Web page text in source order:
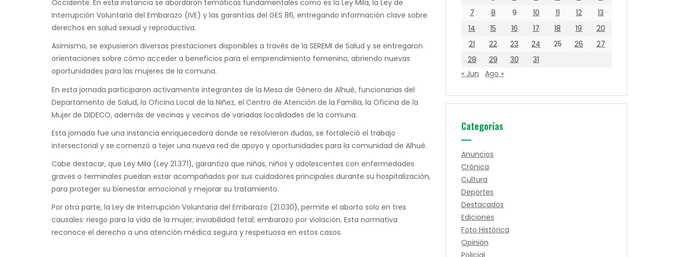
Occidente. En esta instancia se abordaron temáticas fundamentales como es la Ley Mila, la Ley de
Interrupción Voluntaria del Embarazo (IVE) y las garantías del GES 86, entregando información clave sobre
derechos en salud sexual y reproductiva.
Asimismo, se expusieron diversas prestaciones disponibles a través de la SEREMI de Salud y se entregaron
orientaciones sobre cómo acceder a beneficios para el emprendimiento femenino, abriendo nuevas
oportunidades para las mujeres de la comuna.
En esta jornada participaron activamente integrantes de la Mesa de Género de Alhué, funcionarias del
Departamento de Salud, la Oficina Local de la Niñez, el Centro de Atención de la Familia, la Oficina de la
Mujer de DIDECO, además de vecinas y vecinos de variadas localidades de la comuna.
Esta jornada fue una instancia enriquecedora donde se resolvieron dudas, se fortaleció el trabajo
intersectorial y se comenzó a tejer una nueva red de apoyo y oportunidades para la comunidad de Alhué.
Cabe destacar, que Ley Mila (Ley 21.371), garantiza que niñas, niños y adolescentes con enfermedades
graves o terminales puedan estar acompañados por sus cuidadores principales durante su hospitalización,
para proteger su bienestar emocional y mejorar su tratamiento.
Por otra parte, la Ley de Interrupción Voluntaria del Embarazo (21.030), permite el aborto solo en tres
causales: riesgo para la vida de la mujer; inviabilidad fetal; embarazo por violación. Esta normativa
reconoce el derecho a una atención médica segura y respetuosa en estos casos.
7
8 9 10 11 12
13
14
15 16 17 18 19
20
21
22 23 24 25 26
27
28
29 30
31
« Jun
Ago »
Categorías
Anuncios
Crónica
Cultura
Deportes
Destacados
Ediciones
Foto Histórica
Opinión
Policial